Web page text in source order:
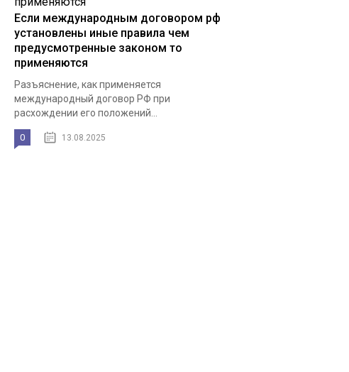
Если международным договором рф
установлены иные правила чем
предусмотренные законом то
применяются
Разъяснение, как применяется
международный договор РФ при
расхождении его положений...
0 13.08.2025